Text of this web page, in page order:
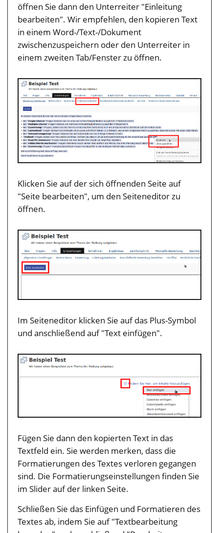
öffnen Sie dann den Unterreiter "Einleitung
bearbeiten". Wir empfehlen, den kopieren Text
in einem Word-/Text-/Dokument
zwischenzuspeichern oder den Unterreiter in
einem zweiten Tab/Fenster zu öffnen.
Klicken Sie auf der sich öffnenden Seite auf
"Seite bearbeiten", um den Seiteneditor zu
öffnen.
Im Seiteneditor klicken Sie auf das Plus-Symbol
und anschließend auf "Text einfügen".
Fügen Sie dann den kopierten Text in das
Textfeld ein. Sie werden merken, dass die
Formatierungen des Textes verloren gegangen
sind. Die Formatierungseinstellungen finden Sie
im Slider auf der linken Seite.
Schließen Sie das Einfügen und Formatieren des
Textes ab, indem Sie auf "Textbearbeitung